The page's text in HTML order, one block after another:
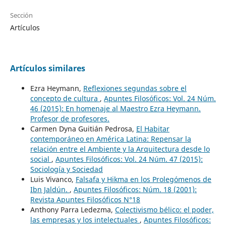
Sección
Artículos
Artículos similares
Ezra Heymann, Reflexiones segundas sobre el
concepto de cultura , Apuntes Filosóficos: Vol. 24 Núm.
46 (2015): En homenaje al Maestro Ezra Heymann.
Profesor de profesores.
Carmen Dyna Guitián Pedrosa, El Habitar
contemporáneo en América Latina: Repensar la
relación entre el Ambiente y la Arquitectura desde lo
social , Apuntes Filosóficos: Vol. 24 Núm. 47 (2015):
Sociología y Sociedad
Luis Vivanco, Falsafa y Hikma en los Prolegómenos de
Ibn Jaldún. , Apuntes Filosóficos: Núm. 18 (2001):
Revista Apuntes Filosóficos N°18
Anthony Parra Ledezma, Colectivismo bélico: el poder,
las empresas y los intelectuales , Apuntes Filosóficos: